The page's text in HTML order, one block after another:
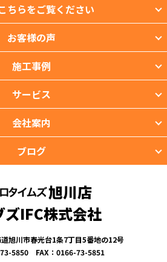
ちらをご覧ください
お客様の声
施工事例
サービス
会社案内
ブログ
旭川店
ズIFC株式会社
旭川市春光台1条7丁目5番地の12号
5850 FAX：0166-73-5851